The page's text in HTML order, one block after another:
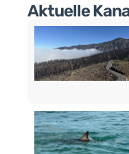
Aktuelle